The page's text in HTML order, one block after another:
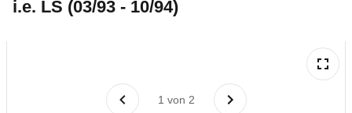
Technische Daten
Rückrufe & Mängel
i.e. LS (03/93 - 10/94)
1 von 2